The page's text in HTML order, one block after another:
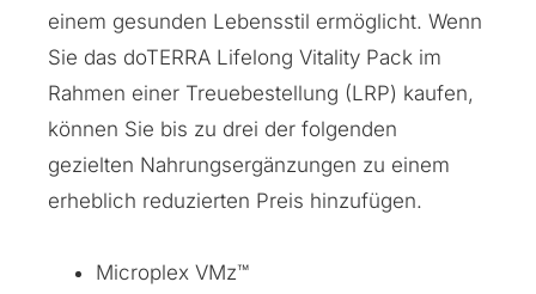
einem gesunden Lebensstil ermöglicht. Wenn
Sie das doTERRA Lifelong Vitality Pack im
Rahmen einer Treuebestellung (LRP) kaufen,
können Sie bis zu drei der folgenden
gezielten Nahrungsergänzungen zu einem
erheblich reduzierten Preis hinzufügen.
Microplex VMz™